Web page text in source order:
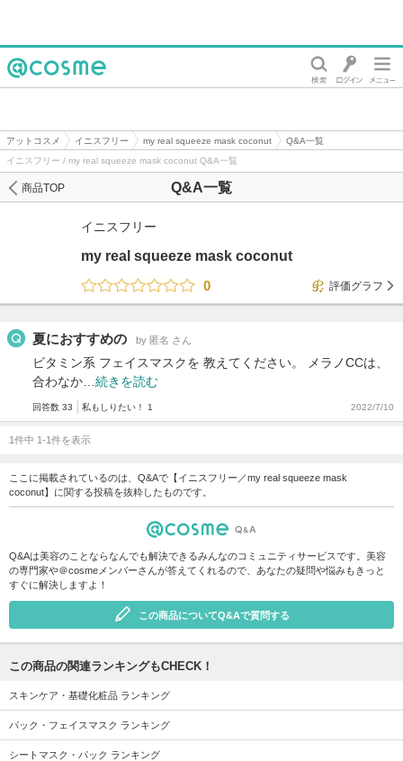
アットコスメ イニスフリー my real squeeze mask coconut
Q&A一覧
イニスフリー / my real squeeze mask coconut Q&A一覧
Q&A一覧
商品TOP
イニスフリー
my real squeeze mask coconut
0
評価グラフ
夏におすすめの by 匿名 さん
ビタミン系 フェイスマスクを 教えてください。 メラノCCは、
合わなか… 続きを読む
回答数 33 私もしりたい！ 1 2022/7/10
1件中 1-1件を表示
ここに掲載されているのは、Q&Aで【イニスフリー／my real squeeze mask
coconut】に関する投稿を抜粋したものです。
Q&Aは美容のことならなんでも解決できるみんなのコミュニティサービスです。美容
の専門家や＠cosmeメンバーさんが答えてくれるので、あなたの疑問や悩みもきっと
すぐに解決しますよ！
この商品についてQ&Aで質問する
この商品の関連ランキングもCHECK！
スキンケア・基礎化粧品 ランキング
パック・フェイスマスク ランキング
シートマスク・パック ランキング